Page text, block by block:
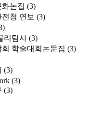
논집 (3)
청 연보 (3)
리탐사 (3)
학술대회논문집 (3)
(3)
(3)
(3)